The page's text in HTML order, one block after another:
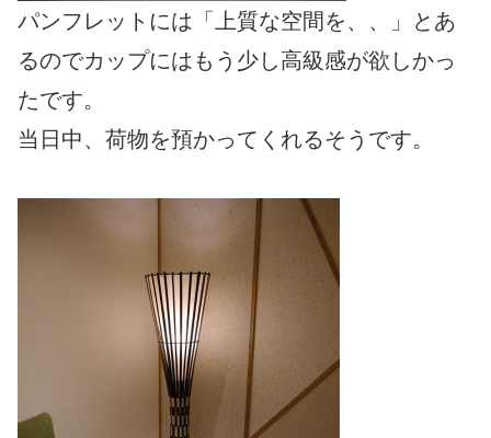
パンフレットには「上質な空間を、、」とあ
るのでカップにはもう少し高級感が欲しかっ
たです。
当日中、荷物を預かってくれるそうです。